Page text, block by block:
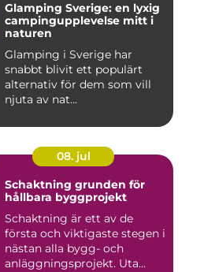
Glamping Sverige: en lyxig
campingupplevelse mitt i
naturen
Glamping i Sverige har
snabbt blivit ett populärt
alternativ för dem som vill
njuta av nat...
08. jul
Schaktning grunden för
hållbara byggprojekt
Schaktning är ett av de
första och viktigaste stegen i
nästan alla bygg- och
anläggningsprojekt. Uta...